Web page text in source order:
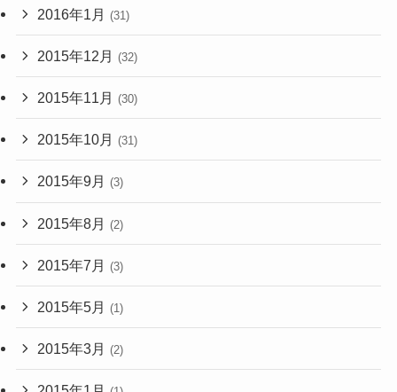
2016年1月 (31)
2015年12月 (32)
2015年11月 (30)
2015年10月 (31)
2015年9月 (3)
2015年8月 (2)
2015年7月 (3)
2015年5月 (1)
2015年3月 (2)